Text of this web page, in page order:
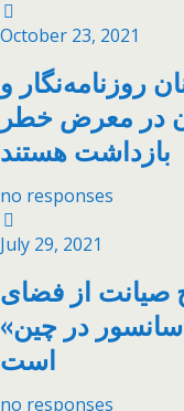
October 23, 2021
روزنامه‌نگار و
در معرض خطر
بازداشت هستند
no responses
July 29, 2021
صیانت از فضای
در چین»
است
no responses